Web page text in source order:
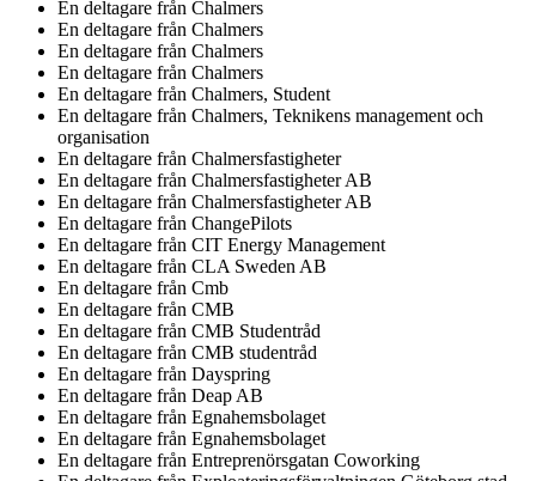
En deltagare från Chalmers
En deltagare från Chalmers
En deltagare från Chalmers
En deltagare från Chalmers
En deltagare från Chalmers, Student
En deltagare från Chalmers, Teknikens management och
organisation
En deltagare från Chalmersfastigheter
En deltagare från Chalmersfastigheter AB
En deltagare från Chalmersfastigheter AB
En deltagare från ChangePilots
En deltagare från CIT Energy Management
En deltagare från CLA Sweden AB
En deltagare från Cmb
En deltagare från CMB
En deltagare från CMB Studentråd
En deltagare från CMB studentråd
En deltagare från Dayspring
En deltagare från Deap AB
En deltagare från Egnahemsbolaget
En deltagare från Egnahemsbolaget
En deltagare från Entreprenörsgatan Coworking